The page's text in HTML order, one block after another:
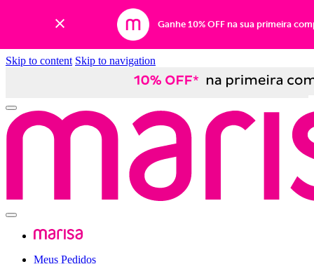
Ganhe 10% OFF na sua primeira
Skip to content Skip to navigation
Meus Pedidos